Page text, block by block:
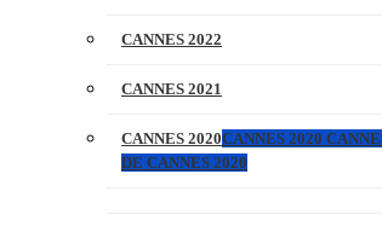
CANNES 2022
CANNES 2021
CANNES 2020CANNES 2020
DE CANNES 2020